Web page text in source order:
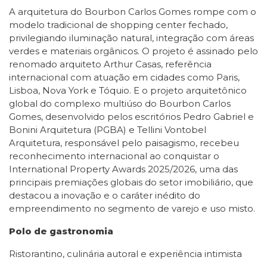
A arquitetura do Bourbon Carlos Gomes rompe com o
modelo tradicional de shopping center fechado,
privilegiando iluminação natural, integração com áreas
verdes e materiais orgânicos. O projeto é assinado pelo
renomado arquiteto Arthur Casas, referência
internacional com atuação em cidades como Paris,
Lisboa, Nova York e Tóquio. E o projeto arquitetônico
global do complexo multiúso do Bourbon Carlos
Gomes, desenvolvido pelos escritórios Pedro Gabriel e
Bonini Arquitetura (PGBA) e Tellini Vontobel
Arquitetura, responsável pelo paisagismo, recebeu
reconhecimento internacional ao conquistar o
International Property Awards 2025/2026, uma das
principais premiações globais do setor imobiliário, que
destacou a inovação e o caráter inédito do
empreendimento no segmento de varejo e uso misto.
Polo de gastronomia
Ristorantino, culinária autoral e experiência intimista